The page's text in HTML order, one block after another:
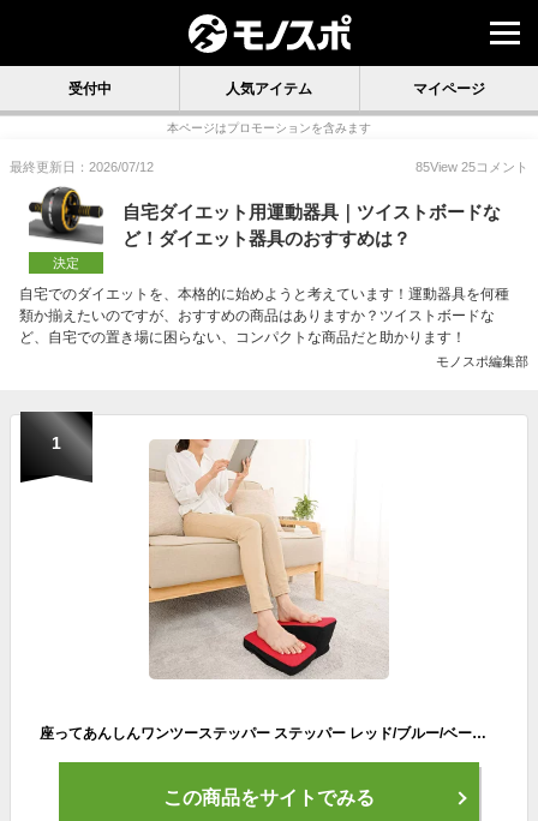
受付中 人気アイテム マイページ
本ページはプロモーションを含みます
最終更新日：2026/07/12 85View 25コメント
決定
自宅ダイエット用運動器具｜ツイストボードな
ど！ダイエット器具のおすすめは？
自宅でのダイエットを、本格的に始めようと考えています！運動器具を何種
類か揃えたいのですが、おすすめの商品はありますか？ツイストボードな
ど、自宅での置き場に困らない、コンパクトな商品だと助かります！
モノスポ編集部
1
座ってあんしんワンツーステッパー ステッパー レッド/ブルー/ベージュ 運動不足解消 家庭用 運動 不足 解消 自宅 室内 運動器具 足踏み 健康器具 運動不足 ペダル運動 有酸素運動 ダイエット フィットネス トレーニング エクササイズ グッズ おすすめ 通販 人気
この商品をサイトでみる